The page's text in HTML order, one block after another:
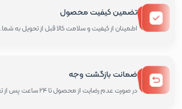
تضمین کیفیت محصول
اطمینان از کیفیت و سلامت کالا قبل از تحویل به شما.
ضمانت بازگشت وجه
در صورت عدم رضایت از محصول تا 24 ساعت پس از تحویل